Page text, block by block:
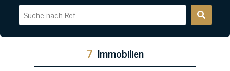
7 Immobilien